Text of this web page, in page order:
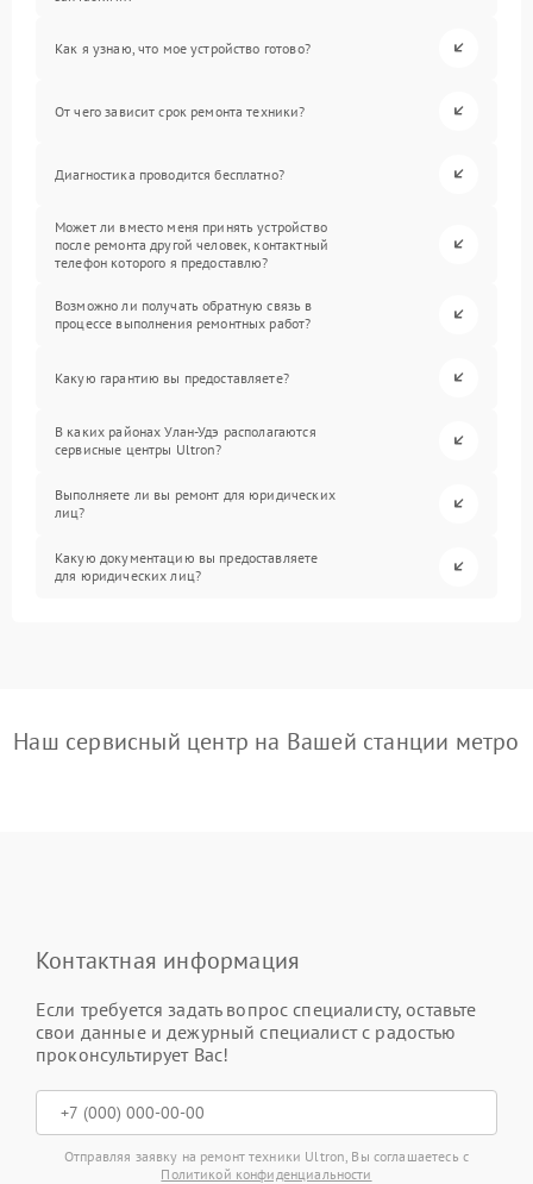
Как я узнаю, что мое устройство готово?
От чего зависит срок ремонта техники?
Диагностика проводится бесплатно?
Может ли вместо меня принять устройство
после ремонта другой человек, контактный
телефон которого я предоставлю?
Возможно ли получать обратную связь в
процессе выполнения ремонтных работ?
Какую гарантию вы предоставляете?
В каких районах Улан-Удэ располагаются
сервисные центры Ultron?
Выполняете ли вы ремонт для юридических
лиц?
Какую документацию вы предоставляете
для юридических лиц?
Наш сервисный центр на Вашей станции метро
Контактная информация
Если требуется задать вопрос специалисту, оставьте
свои данные и дежурный специалист с радостью
проконсультирует Вас!
Отправляя заявку на ремонт техники Ultron, Вы соглашаетесь с
Политикой конфиденциальности